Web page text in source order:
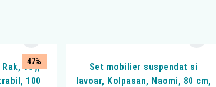
47%
Joy,
100
Set mobilier suspendat si
lavoar, Kolpasan, Naomi, 80 cm,